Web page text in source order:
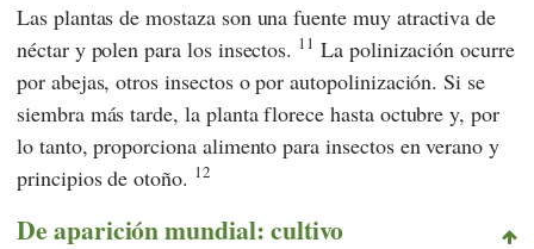
Las plantas de mostaza son una fuente muy atractiva de
néctar y polen para los insectos. 11 La polinización ocurre
por abejas, otros insectos o por autopolinización. Si se
siembra más tarde, la planta florece hasta octubre y, por
lo tanto, proporciona alimento para insectos en verano y
principios de otoño. 12
De aparición mundial: cultivo